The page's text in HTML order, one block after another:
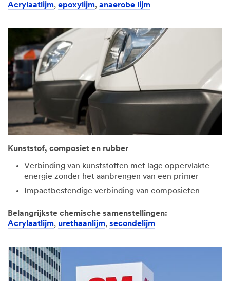
Acrylaatlijm, epoxylijm, anaerobe lijm
Kunststof, composiet en rubber
Verbinding van kunststoffen met lage oppervlakte-
energie zonder het aanbrengen van een primer
Impactbestendige verbinding van composieten
Belangrijkste chemische samenstellingen:
Acrylaatlijm, urethaanlijm, secondelijm